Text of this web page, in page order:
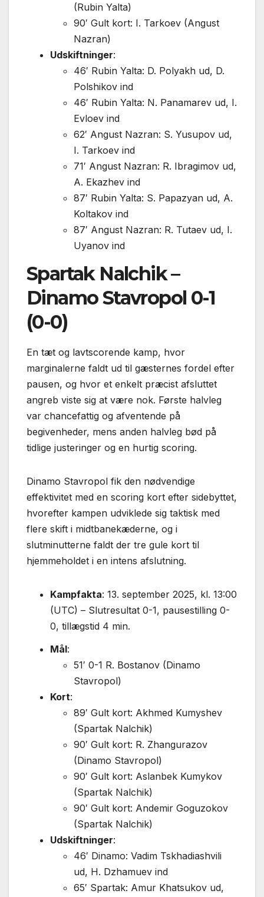
(Rubin Yalta)
90′ Gult kort: I. Tarkoev (Angust
Nazran)
Udskiftninger:
46′ Rubin Yalta: D. Polyakh ud, D.
Polshikov ind
46′ Rubin Yalta: N. Panamarev ud, I.
Evloev ind
62′ Angust Nazran: S. Yusupov ud,
I. Tarkoev ind
71′ Angust Nazran: R. Ibragimov ud,
A. Ekazhev ind
87′ Rubin Yalta: S. Papazyan ud, A.
Koltakov ind
87′ Angust Nazran: R. Tutaev ud, I.
Uyanov ind
Spartak Nalchik –
Dinamo Stavropol 0-1
(0-0)
En tæt og lavtscorende kamp, hvor
marginalerne faldt ud til gæsternes fordel efter
pausen, og hvor et enkelt præcist afsluttet
angreb viste sig at være nok. Første halvleg
var chancefattig og afventende på
begivenheder, mens anden halvleg bød på
tidlige justeringer og en hurtig scoring.
Dinamo Stavropol fik den nødvendige
effektivitet med en scoring kort efter sidebyttet,
hvorefter kampen udviklede sig taktisk med
flere skift i midtbanekæderne, og i
slutminutterne faldt der tre gule kort til
hjemmeholdet i en intens afslutning.
Kampfakta: 13. september 2025, kl. 13:00
(UTC) – Slutresultat 0-1, pausestilling 0-
0, tillægstid 4 min.
Mål:
51′ 0-1 R. Bostanov (Dinamo
Stavropol)
Kort:
89′ Gult kort: Akhmed Kumyshev
(Spartak Nalchik)
90′ Gult kort: R. Zhangurazov
(Dinamo Stavropol)
90′ Gult kort: Aslanbek Kumykov
(Spartak Nalchik)
90′ Gult kort: Andemir Goguzokov
(Spartak Nalchik)
Udskiftninger:
46′ Dinamo: Vadim Tskhadiashvili
ud, H. Dzhamuev ind
65′ Spartak: Amur Khatsukov ud,